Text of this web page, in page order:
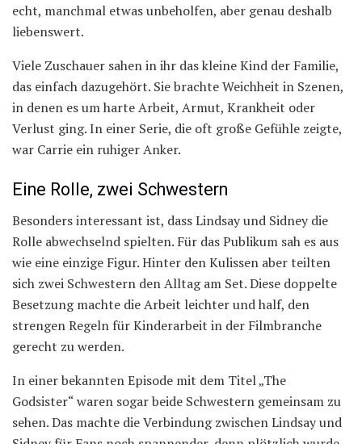
echt, manchmal etwas unbeholfen, aber genau deshalb
liebenswert.
Viele Zuschauer sahen in ihr das kleine Kind der Familie,
das einfach dazugehört. Sie brachte Weichheit in Szenen,
in denen es um harte Arbeit, Armut, Krankheit oder
Verlust ging. In einer Serie, die oft große Gefühle zeigte,
war Carrie ein ruhiger Anker.
Eine Rolle, zwei Schwestern
Besonders interessant ist, dass Lindsay und Sidney die
Rolle abwechselnd spielten. Für das Publikum sah es aus
wie eine einzige Figur. Hinter den Kulissen aber teilten
sich zwei Schwestern den Alltag am Set. Diese doppelte
Besetzung machte die Arbeit leichter und half, den
strengen Regeln für Kinderarbeit in der Filmbranche
gerecht zu werden.
In einer bekannten Episode mit dem Titel „The
Godsister“ waren sogar beide Schwestern gemeinsam zu
sehen. Das machte die Verbindung zwischen Lindsay und